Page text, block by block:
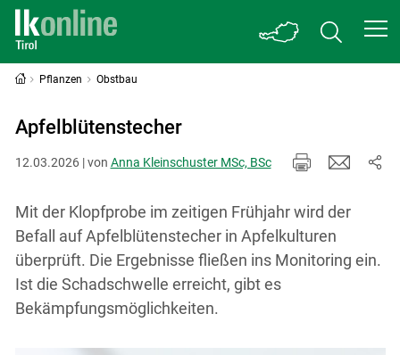
Pflanzen Obstbau
Apfelblütenstecher
12.03.2026 | von Anna Kleinschuster MSc, BSc
Mit der Klopfprobe im zeitigen Frühjahr wird der
Befall auf Apfelblütenstecher in Apfelkulturen
überprüft. Die Ergebnisse fließen ins Monitoring ein.
Ist die Schadschwelle erreicht, gibt es
Bekämpfungsmöglichkeiten.